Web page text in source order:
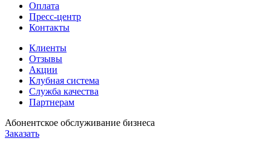
Оплата
Пресс-центр
Контакты
Клиенты
Отзывы
Акции
Клубная система
Служба качества
Партнерам
Абонентское обслуживание бизнеса
Заказать